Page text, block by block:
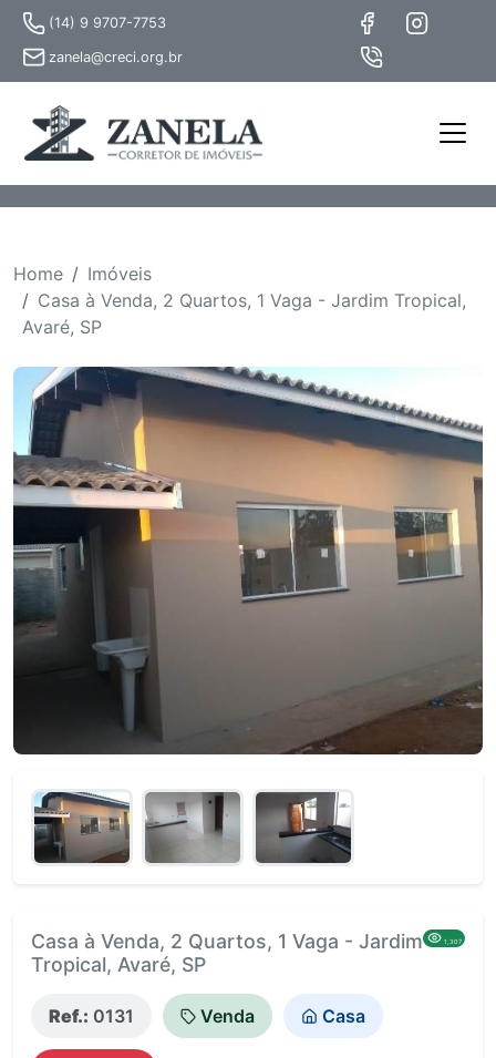
(14) 9 9707-7753
zanela@creci.org.br
Home
Imóveis
Casa à Venda, 2 Quartos, 1 Vaga - Jardim Tropical,
Avaré, SP
Casa à Venda, 2 Quartos, 1 Vaga - Jardim
Tropical, Avaré, SP
1,307
Ref.: 0131 Venda Casa